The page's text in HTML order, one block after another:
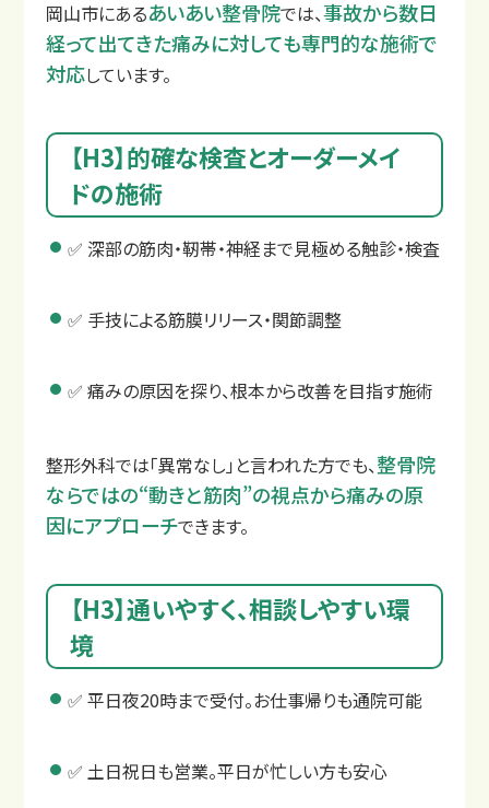
岡山市にあるあいあい整骨院では、事故から数日
経って出てきた痛みに対しても専門的な施術で
対応しています。
【H3】的確な検査とオーダーメイ
ドの施術
✅ 深部の筋肉・靭帯・神経まで見極める触診・検査
✅ 手技による筋膜リリース・関節調整
✅ 痛みの原因を探り、根本から改善を目指す施術
整形外科では「異常なし」と言われた方でも、整骨院
ならではの“動きと筋肉”の視点から痛みの原
因にアプローチできます。
【H3】通いやすく、相談しやすい環
境
✅ 平日夜20時まで受付。お仕事帰りも通院可能
✅ 土日祝日も営業。平日が忙しい方も安心